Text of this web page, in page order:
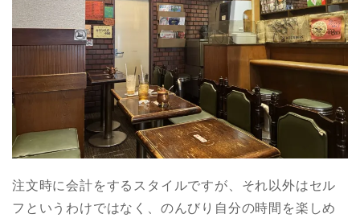
注文時に会計をするスタイルですが、それ以外はセル
フというわけではなく、のんびり自分の時間を楽しめ